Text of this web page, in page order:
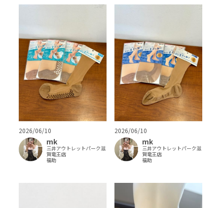
2026/06/10
mk
三井アウトレットパーク滋
賀竜王店
福助
2026/06/10
mk
三井アウトレットパーク滋
賀竜王店
福助